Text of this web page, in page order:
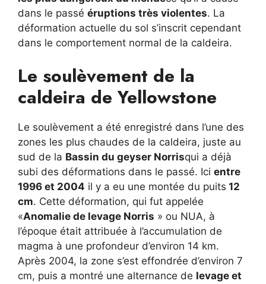
dans le passé éruptions très violentes. La
déformation actuelle du sol s’inscrit cependant
dans le comportement normal de la caldeira.
Le soulèvement de la
caldeira de Yellowstone
Le soulèvement a été enregistré dans l’une des
zones les plus chaudes de la caldeira, juste au
sud de la Bassin du geyser Norrisqui a déjà
subi des déformations dans le passé. Ici entre
1996 et 2004 il y a eu une montée du puits 12
cm. Cette déformation, qui fut appelée
«Anomalie de levage Norris » ou NUA, à
l’époque était attribuée à l’accumulation de
magma à une profondeur d’environ 14 km.
Après 2004, la zone s’est effondrée d’environ 7
cm, puis a montré une alternance de levage et